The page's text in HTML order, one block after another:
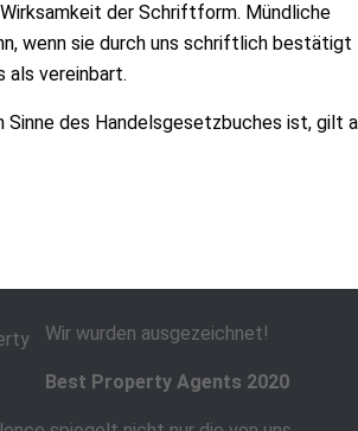
der Schriftform. Mündliche
wenn sie durch uns schriftlich bestätigt
als vereinbart.
des Handelsgesetzbuches ist, gilt
Wir wurden ausgezeichnet!
Best Property Agents 2020